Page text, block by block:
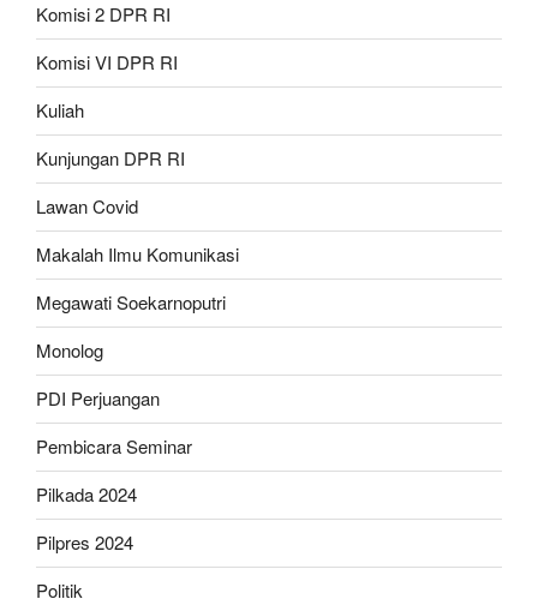
Komisi 2 DPR RI
Komisi VI DPR RI
Kuliah
Kunjungan DPR RI
Lawan Covid
Makalah Ilmu Komunikasi
Megawati Soekarnoputri
Monolog
PDI Perjuangan
Pembicara Seminar
Pilkada 2024
Pilpres 2024
Politik